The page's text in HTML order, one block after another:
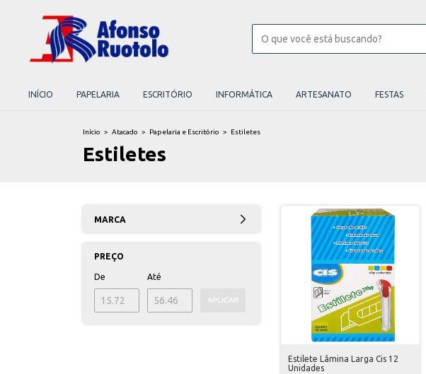
INÍCIO PAPELARIA ESCRITÓRIO INFORMÁTICA ARTESANATO FESTAS
Início > Atacado > Papelaria e Escritório > Estiletes
Estiletes
MARCA
PREÇO
De Até
APLICAR
Estilete Lâmina Larga Cis 12
Unidades